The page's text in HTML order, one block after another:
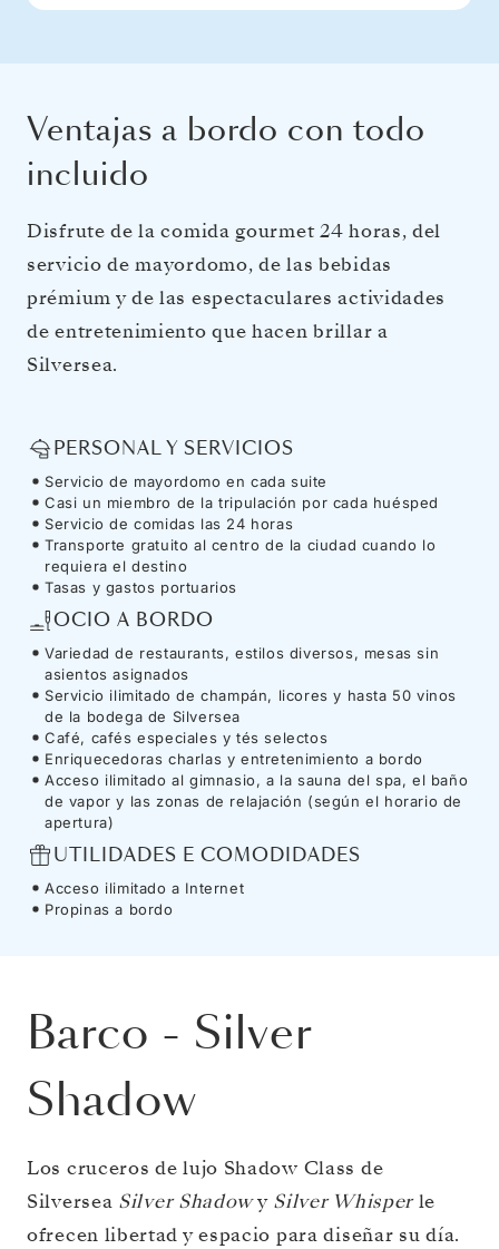
Ventajas a bordo con todo
incluido
Disfrute de la comida gourmet 24 horas, del
servicio de mayordomo, de las bebidas
prémium y de las espectaculares actividades
de entretenimiento que hacen brillar a
Silversea.
PERSONAL Y SERVICIOS
Servicio de mayordomo en cada suite
Casi un miembro de la tripulación por cada huésped
Servicio de comidas las 24 horas
Transporte gratuito al centro de la ciudad cuando lo
requiera el destino
Tasas y gastos portuarios
OCIO A BORDO
Variedad de restaurants, estilos diversos, mesas sin
asientos asignados
Servicio ilimitado de champán, licores y hasta 50 vinos
de la bodega de Silversea
Café, cafés especiales y tés selectos
Enriquecedoras charlas y entretenimiento a bordo
Acceso ilimitado al gimnasio, a la sauna del spa, el baño
de vapor y las zonas de relajación (según el horario de
apertura)
UTILIDADES E COMODIDADES
Acceso ilimitado a Internet
Propinas a bordo
Barco - Silver
Shadow
Los cruceros de lujo Shadow Class de
Silversea Silver Shadowy Silver Whisperle
ofrecen libertad y espacio para diseñar su día.